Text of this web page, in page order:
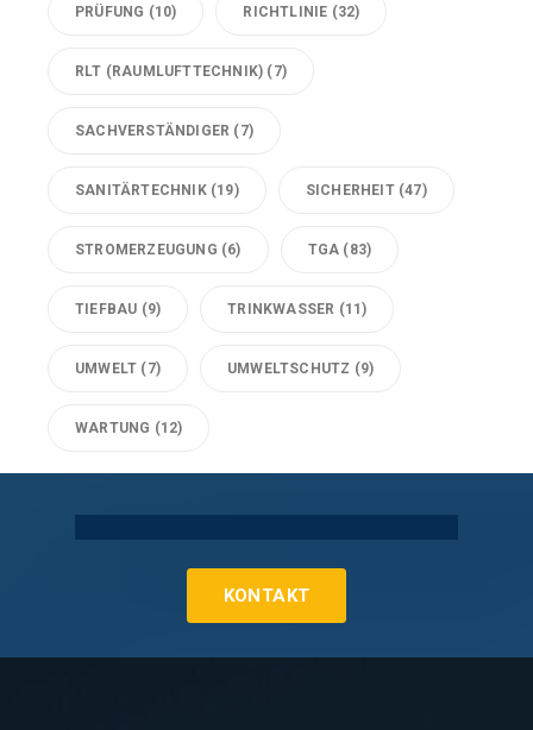
PRÜFUNG (10) RICHTLINIE (32)
RLT (RAUMLUFTTECHNIK) (7)
SACHVERSTÄNDIGER (7)
SANITÄRTECHNIK(19) SICHERHEIT(47)
STROMERZEUGUNG (6) TGA (83)
TIEFBAU (9) TRINKWASSER (11)
UMWELT (7) UMWELTSCHUTZ (9)
WARTUNG (12)
KONTAKT